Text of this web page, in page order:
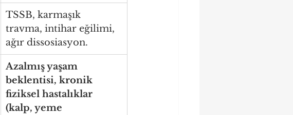
TSSB, karmaşık
travma, intihar eğilimi,
ağır dissosiasyon.
Azalmış yaşam
beklentisi, kronik
fiziksel hastalıklar
(kalp, yeme